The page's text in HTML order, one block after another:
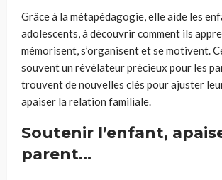
Grâce à la métapédagogie, elle aide les
adolescents, à découvrir comment ils
mémorisent, s’organisent et se motivent.
souvent un révélateur précieux pour les
trouvent de nouvelles clés pour ajuster
apaiser la relation familiale.
Soutenir l’enfant,
parent…